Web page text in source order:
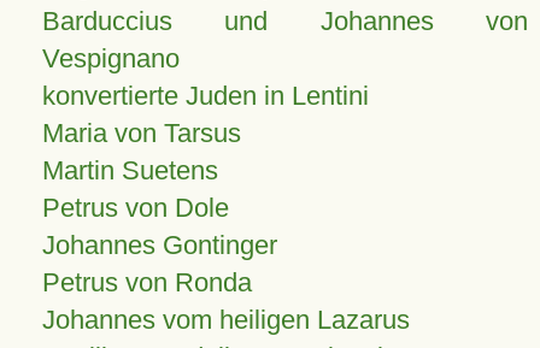
Barduccius und Johannes von
Vespignano
konvertierte Juden in Lentini
Maria von Tarsus
Martin Suetens
Petrus von Dole
Johannes Gontinger
Petrus von Ronda
Johannes vom heiligen Lazarus